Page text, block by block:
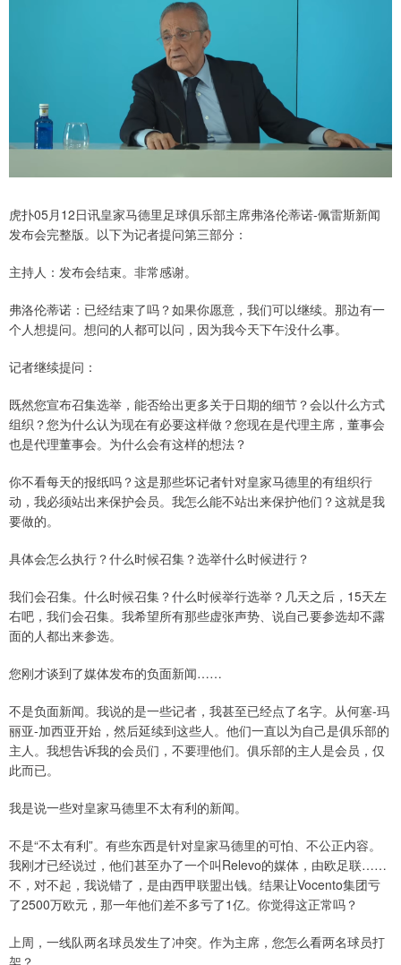
虎扑05月12日讯皇家马德里足球俱乐部主席弗洛伦蒂诺-佩雷斯新闻
发布会完整版。以下为记者提问第三部分：
主持人：发布会结束。非常感谢。
弗洛伦蒂诺：已经结束了吗？如果你愿意，我们可以继续。那边有一
个人想提问。想问的人都可以问，因为我今天下午没什么事。
记者继续提问：
既然您宣布召集选举，能否给出更多关于日期的细节？会以什么方式
组织？您为什么认为现在有必要这样做？您现在是代理主席，董事会
也是代理董事会。为什么会有这样的想法？
你不看每天的报纸吗？这是那些坏记者针对皇家马德里的有组织行
动，我必须站出来保护会员。我怎么能不站出来保护他们？这就是我
要做的。
具体会怎么执行？什么时候召集？选举什么时候进行？
我们会召集。什么时候召集？什么时候举行选举？几天之后，15天左
右吧，我们会召集。我希望所有那些虚张声势、说自己要参选却不露
面的人都出来参选。
您刚才谈到了媒体发布的负面新闻……
不是负面新闻。我说的是一些记者，我甚至已经点了名字。从何塞-玛
丽亚-加西亚开始，然后延续到这些人。他们一直以为自己是俱乐部的
主人。我想告诉我的会员们，不要理他们。俱乐部的主人是会员，仅
此而已。
我是说一些对皇家马德里不太有利的新闻。
不是“不太有利”。有些东西是针对皇家马德里的可怕、不公正内容。
我刚才已经说过，他们甚至办了一个叫Relevo的媒体，由欧足联……
不，对不起，我说错了，是由西甲联盟出钱。结果让Vocento集团亏
了2500万欧元，那一年他们差不多亏了1亿。你觉得这正常吗？
上周，一线队两名球员发生了冲突。作为主席，您怎么看两名球员打